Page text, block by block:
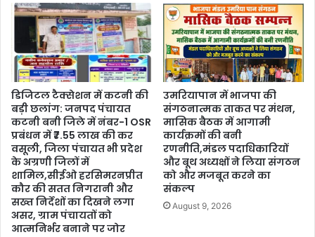
डिजिटल टैक्सेशन में कटनी की
बड़ी छलांग: जनपद पंचायत
कटनी बनी जिले में नंबर-1 OSR
प्रबंधन में ₹7.55 लाख की कर
वसूली, जिला पंचायत भी प्रदेश
के अग्रणी जिलों में
शामिल,सीईओ हरसिमरनप्रीत
कौर की सतत निगरानी और
सख्त निर्देशों का दिखने लगा
असर, ग्राम पंचायतों को
आत्मनिर्भर बनाने पर जोर
उमरियापान में भाजपा की
संगठनात्मक ताकत पर मंथन,
मासिक बैठक में आगामी
कार्यक्रमों की बनी
रणनीति,मंडल पदाधिकारियों
और बूथ अध्यक्षों ने लिया संगठन
को और मजबूत करने का
संकल्प
August 9, 2026